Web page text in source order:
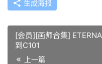
生成海报
[会员][画师合集]
到C101
上一篇